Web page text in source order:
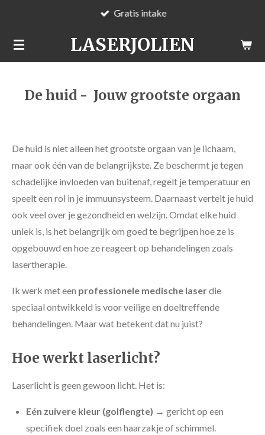
naar
de
LASERJOLIEN
Gratis intake
De huid - Jouw grootste orgaan
De huid is niet alleen het grootste orgaan van je lichaam,
maar ook één van de belangrijkste. Ze beschermt je tegen
schadelijke invloeden van buitenaf, regelt je temperatuur en
speelt een rol in je immuunsysteem. Daarnaast vertelt je huid
ook veel over je gezondheid en welzijn. Omdat elke huid
uniek is, is het belangrijk om goed te begrijpen hoe ze is
opgebouwd en hoe ze reageert op behandelingen zoals
lasertherapie.
Ik werk met een professionele medische laserdie
speciaal ontwikkeld is voor veilige en doeltreffende
behandelingen. Maar wat betekent dat nu juist?
Hoe werkt laserlicht?
Laserlicht is geen gewoon licht. Het is:
Eén zuivere kleur (golflengte) → gericht op een
specifiek doel zoals een haarzakje of schimmel.